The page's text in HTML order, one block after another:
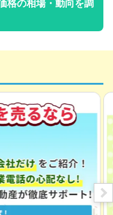
格の相場・動向を調